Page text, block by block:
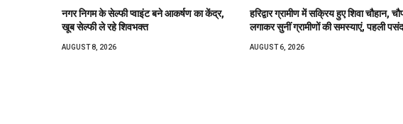
नगर निगम के सेल्फी प्वाइंट बने आकर्षण का केंद्र,
खूब सेल्फी ले रहे शिवभक्त
AUGUST 8, 2026
हरिद्वार ग्रामीण में सक्रिय हुए शिवा चौहान,
लगाकर सुनीं ग्रामीणों की समस्याएं, पहली
AUGUST 6, 2026